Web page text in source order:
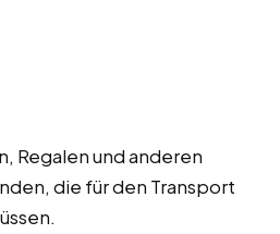
Regalen und anderen
die für den Transport